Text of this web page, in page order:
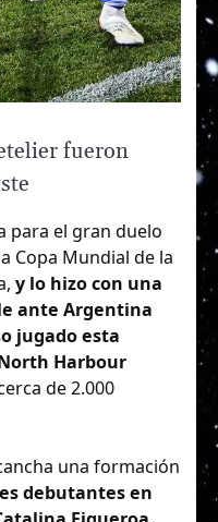
fueron
para el gran duelo
Copa Mundial de la
y lo hizo con una
ante Argentina
jugado esta
Harbour
de 2.000
una formación
debutantes en